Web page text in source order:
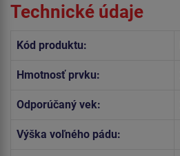
Technické údaje
Kód produktu:
Hmotnosť prvku:
Odporúčaný vek:
Výška voľného pádu: